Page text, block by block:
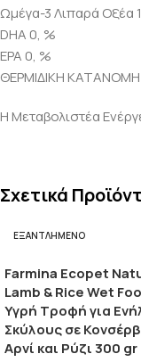
Ωμέγα-3 Λιπαρά Οξέα
DHA 0, %
EPA 0, %
ΘΕΡΜΙΔΙΚΗ
Η Μεταβολιστέα
Σχετικά
ΕΞΑΝΤΛΗΜΈΝΟ
Farmina Ecopet
Lamb & Rice Wet
Υγρή Τροφή για
Σκύλους σε
Αρνί και Ρύζι 300 gr